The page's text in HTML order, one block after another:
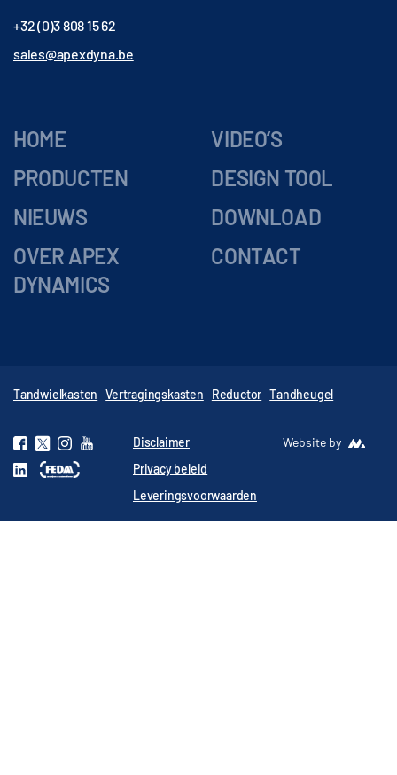
+32 (0)3 808 15 62
sales@apexdyna.be
HOME
PRODUCTEN
NIEUWS
OVER APEX
DYNAMICS
VIDEO’S
DESIGN TOOL
DOWNLOAD
CONTACT
Tandwielkasten Vertragingskasten Reductor Tandheugel
Disclaimer
Privacy beleid
Leveringsvoorwaarden
Website by